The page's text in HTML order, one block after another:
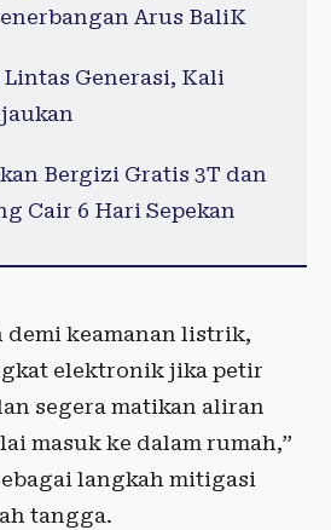
Arus BaliK
Generasi, Kali
Bergizi Gratis 3T dan
Cair 6 Hari Sepekan
demi keamanan listrik,
elektronik jika petir
segera matikan aliran
masuk ke dalam rumah,”
langkah mitigasi
tangga.